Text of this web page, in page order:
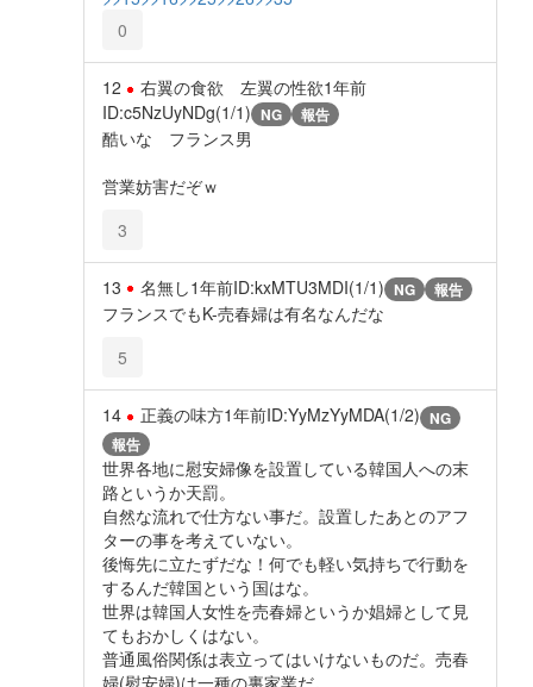
0
12 右翼の食欲 左翼の性欲1年前
ID:c5NzUyNDg(1/1) NG 報告
酷いな フランス男
営業妨害だぞｗ
3
13 名無し1年前ID:kxMTU3MDI(1/1) NG 報告
フランスでもK-売春婦は有名なんだな
5
14 正義の味方1年前ID:YyMzYyMDA(1/2) NG
報告
世界各地に慰安婦像を設置している韓国人への末
路というか天罰。
自然な流れで仕方ない事だ。設置したあとのアフ
ターの事を考えていない。
後悔先に立たずだな！何でも軽い気持ちで行動を
するんだ韓国という国はな。
世界は韓国人女性を売春婦というか娼婦として見
てもおかしくはない。
普通風俗関係は表立ってはいけないものだ。売春
婦(慰安婦)は一種の裏家業だ。